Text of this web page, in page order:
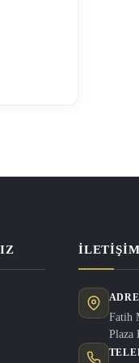
gerekir.
işten
Fatih
Plaza